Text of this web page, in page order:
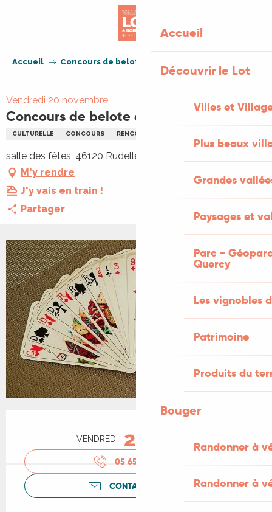
Accueil
Découvrir le Lot
Villes et
Plus beaux
Grandes
Paysages et
Parc -
Quercy
Les vignobles
Patrimoine
Produits du
Bouger
Randonner à
Randonner à
Accueil Concours de belote à Rudelle
Vendredi 20 novembre
Concours de belote à Rudelle
CULTURELLE CONCOURS RENCONTRES
salle des fêtes, 46120 Rudelle
M'y rendre
J'y vais en train !
Partager
Ouverture et coordonnées
VENDREDI 20
05 65 40 93
CONTACTEZ-NOUS